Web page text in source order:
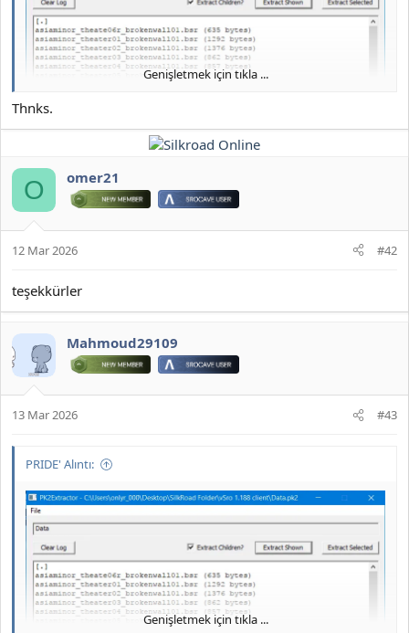
JOYMAX PK2 EXTRACTOR ÇIKARTICI
2026 DOWNLOAD İNDİR:
*** Gizlenmiş içerik alıntılanamaz. ***
Genişletmek için tıkla ...
Thnks.
O omer21
12 Mar 2026 #42
teşekkürler
Mahmoud29109
13 Mar 2026 #43
PRIDE' Alıntı:
Genişletmek için tıkla ...